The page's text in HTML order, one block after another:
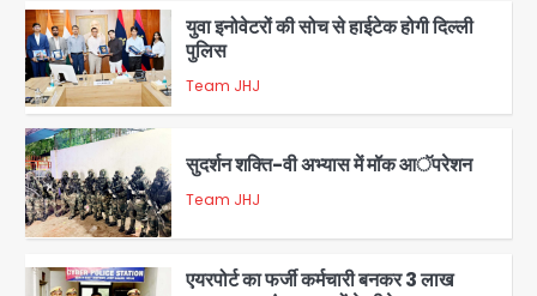
3
युवा इनोवेटरों की सोच से हाईटेक होगी दिल्ली
पुलिस
Team JHJ
4
सुदर्शन शक्ति-वी अभ्यास में मॉक आॅपरेशन
Team JHJ
एयरपोर्ट का फर्जी कर्मचारी बनकर 3 लाख